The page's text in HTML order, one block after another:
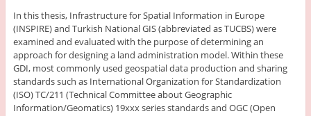
In this thesis, Infrastructure for Spatial Information in Europe
(INSPIRE) and Turkish National GIS (abbreviated as TUCBS) were
examined and evaluated with the purpose of determining an
approach for designing a land administration model. Within these
GDI, most commonly used geospatial data production and sharing
standards such as International Organization for Standardization
(ISO) TC/211 (Technical Committee about Geographic
Information/Geomatics) 19xxx series standards and OGC (Open